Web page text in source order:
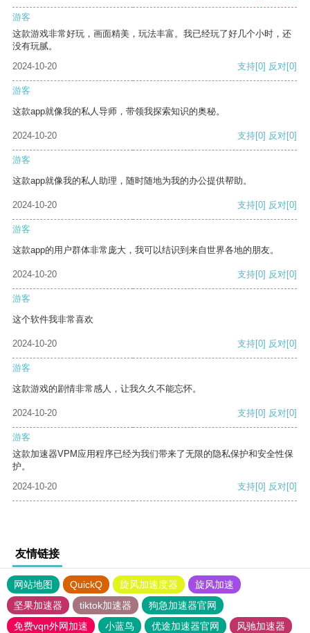
游客
这款游戏非常好玩，画面精美，玩法丰富。我已经玩了好几个小时，还
没有玩腻。
2024-10-20
支持[0] 反对[0]
游客
这款app就像我的私人导师，带领我探索知识的奥秘。
2024-10-20 支持[0] 反对[0]
游客
这款app就像我的私人助理，随时随地为我的办公提供帮助。
2024-10-20 支持[0] 反对[0]
游客
这款app的用户群体非常庞大，我可以结识到来自世界各地的朋友。
2024-10-20 支持[0] 反对[0]
游客
这个软件我非常喜欢
2024-10-20 支持[0] 反对[0]
游客
这款游戏的剧情非常感人，让我久久不能忘怀。
2024-10-20 支持[0] 反对[0]
游客
这款加速器VPM应用程序已经为我们带来了无限的隐私保护和安全性保
护。
2024-10-20
支持[0] 反对[0]
友情链接
网站地图 QuickQ 旋风加速度器
旋风加速
坚果加速器
tiktok加速器
狗急加速器官网
免费vqn外网加速
小蓝鸟 优途加速器官网
风驰加速器